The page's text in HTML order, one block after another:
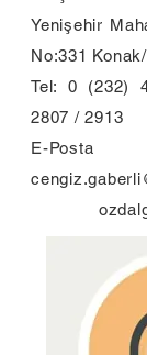
Yenişehir
No:331
Tel: 0 (232)
2807 / 2913
E-